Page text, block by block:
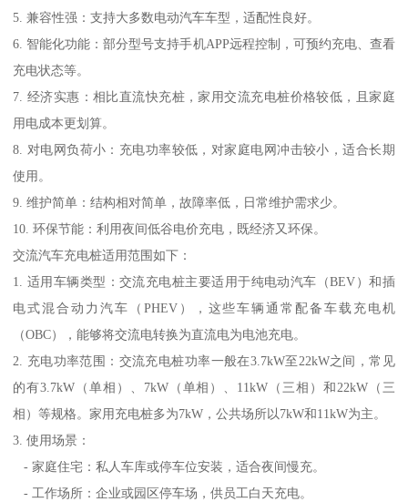
5. 兼容性强：支持大多数电动汽车车型，适配性良好。
6. 智能化功能：部分型号支持手机APP远程控制，可预约充电、查看
充电状态等。
7. 经济实惠：相比直流快充桩，家用交流充电桩价格较低，且家庭
用电成本更划算。
8. 对电网负荷小：充电功率较低，对家庭电网冲击较小，适合长期
使用。
9. 维护简单：结构相对简单，故障率低，日常维护需求少。
10. 环保节能：利用夜间低谷电价充电，既经济又环保。
交流汽车充电桩适用范围如下：
1. 适用车辆类型：交流充电桩主要适用于纯电动汽车（BEV）和插
电式混合动力汽车（PHEV），这些车辆通常配备车载充电机
（OBC），能够将交流电转换为直流电为电池充电。
2. 充电功率范围：交流充电桩功率一般在3.7kW至22kW之间，常见
的有3.7kW（单相）、7kW（单相）、11kW（三相）和22kW（三
相）等规格。家用充电桩多为7kW，公共场所以7kW和11kW为主。
3. 使用场景：
- 家庭住宅：私人车库或停车位安装，适合夜间慢充。
- 工作场所：企业或园区停车场，供员工白天充电。